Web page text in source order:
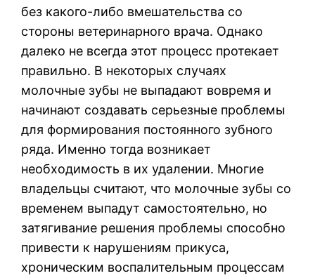
без какого-либо вмешательства со
стороны ветеринарного врача. Однако
далеко не всегда этот процесс протекает
правильно. В некоторых случаях
молочные зубы не выпадают вовремя и
начинают создавать серьезные проблемы
для формирования постоянного зубного
ряда. Именно тогда возникает
необходимость в их удалении. Многие
владельцы считают, что молочные зубы со
временем выпадут самостоятельно, но
затягивание решения проблемы способно
привести к нарушениям прикуса,
хроническим воспалительным процессам